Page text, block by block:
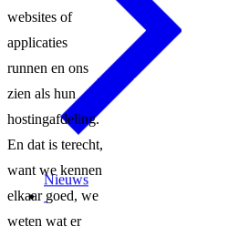
Nieuws
websites of
applicaties
runnen en ons
zien als hun
hostingafdeling.
En dat is terecht,
want we kennen
elkaar goed, we
weten wat er